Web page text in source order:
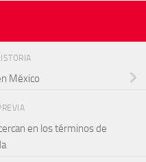
México
en los términos de